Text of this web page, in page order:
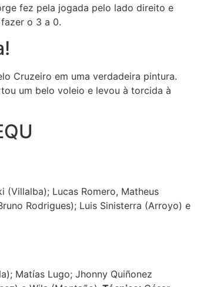
fez pela jogada pelo lado direito e
o 3 a 0.
Cruzeiro em uma verdadeira pintura.
um belo voleio e levou à torcida à
(Villalba); Lucas Romero, Matheus
Rodrigues); Luis Sinisterra (Arroyo) e
Matías Lugo; Jhonny Quiñonez